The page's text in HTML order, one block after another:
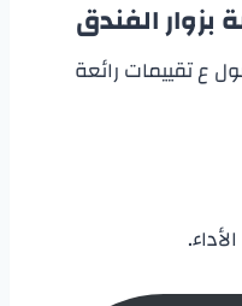
بزوار الفندق
ع تقييمات رائعة